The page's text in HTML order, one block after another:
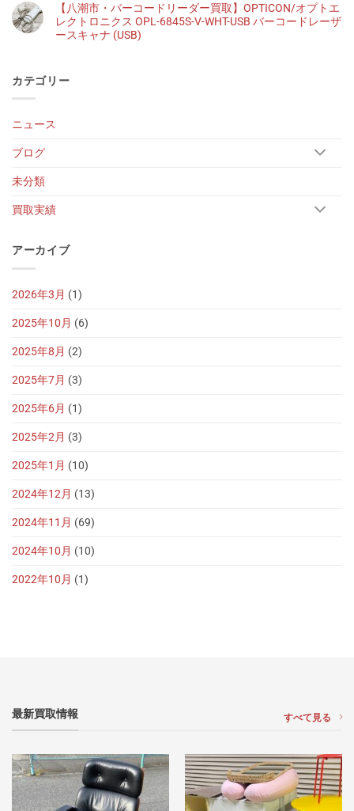
【八潮市・バーコードリーダー買取】OPTICON/オプトエ
レクトロニクス OPL-6845S-V-WHT-USB バーコードレーザ
ースキャナ (USB)
カテゴリー
ニュース
ブログ
未分類
買取実績
アーカイブ
2026年3月 (1)
2025年10月 (6)
2025年8月 (2)
2025年7月 (3)
2025年6月 (1)
2025年2月 (3)
2025年1月 (10)
2024年12月 (13)
2024年11月 (69)
2024年10月 (10)
2022年10月 (1)
最新買取情報 すべて見る